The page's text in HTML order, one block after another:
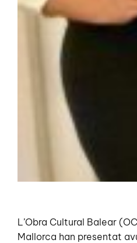
L’Obra Cultural Balear
Mallorca han presentat